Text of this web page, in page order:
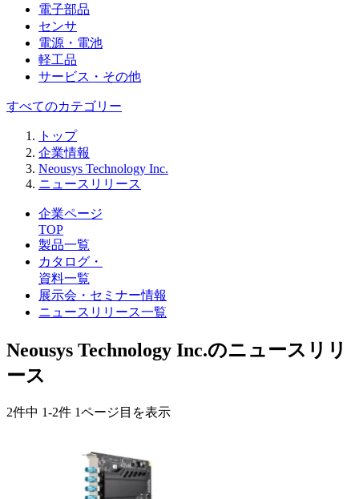
電子部品
センサ
電源・電池
軽工品
サービス・その他
すべてのカテゴリー
トップ
企業情報
Neousys Technology Inc.
ニュースリリース
企業ページ
TOP
製品一覧
カタログ・
資料一覧
展示会・セミナー情報
ニュースリリース一覧
Neousys Technology Inc.のニュースリリ
ース
2件中 1-2件 1ページ目を表示